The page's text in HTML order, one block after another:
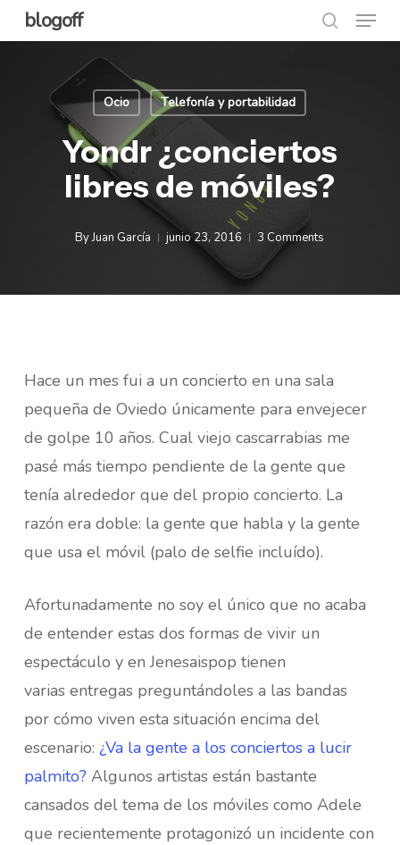
Skip
to
content
blogoff
search
Menu
Ocio Telefonía y portabilidad
Yondr ¿conciertos
libres de móviles?
ByJuan García junio 23, 2016 3 Comments
Hace un mes fui a un concierto en una sala
pequeña de Oviedo únicamente para envejecer
de golpe 10 años. Cual viejo cascarrabias me
pasé más tiempo pendiente de la gente que
tenía alrededor que del propio concierto. La
razón era doble: la gente que habla y la gente
que usa el móvil (palo de selfie incluído).
Afortunadamente no soy el único que no acaba
de entender estas dos formas de vivir un
espectáculo y en Jenesaispop tienen
varias entregas preguntándoles a las bandas
por cómo viven esta situación encima del
escenario: ¿Va la gente a los conciertos a lucir
palmito? Algunos artistas están bastante
cansados del tema de los móviles como Adele
que recientemente protagonizó un incidente con